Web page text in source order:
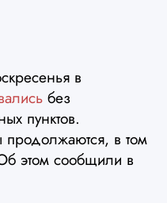
в
без
пунктов.
продолжаются, в том
этом сообщили в